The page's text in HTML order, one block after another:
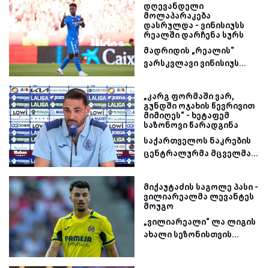
დღევანდელი
მოლაპარაკება
დასრულდა - ვინისიუსს
რეალში დარჩენა სურს
მადრიდის „რეალის“
ვარსკვლავი ვინისიუს...
„კარგ ფორმაში ვარ,
გუნდში ოჯახის წევრივით
მიმიღეს“ - ხეტაფემ
საზონოვი წარადგინა
საქართველოს ნაკრების
ცენტრალურმა მცველმა...
მიქაუტაძის საგოლე პასი -
ვილიარეალმა ლევანტეს
მოუგო
„ვილიარეალი“ ლა ლიგის
ახალი სეზონისთვის...